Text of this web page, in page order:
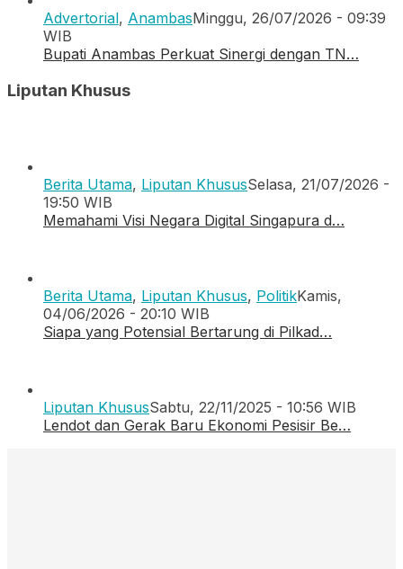
Advertorial, AnambasMinggu, 26/07/2026 - 09:39
WIB
Bupati Anambas Perkuat Sinergi dengan TN…
Liputan Khusus
Berita Utama, Liputan KhususSelasa, 21/07/2026 -
19:50 WIB
Memahami Visi Negara Digital Singapura d…
Berita Utama, Liputan Khusus, PolitikKamis,
04/06/2026 - 20:10 WIB
Siapa yang Potensial Bertarung di Pilkad…
Liputan KhususSabtu, 22/11/2025 - 10:56 WIB
Lendot dan Gerak Baru Ekonomi Pesisir Be…